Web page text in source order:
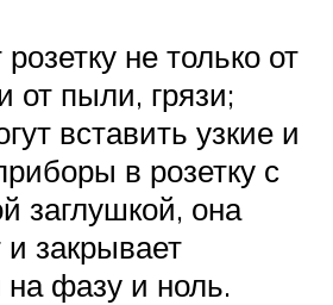
не только от
от пыли, грязи;
вставить узкие и
в розетку с
заглушкой, она
и закрывает
на фазу и ноль.